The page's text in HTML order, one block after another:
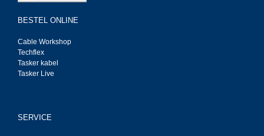
BESTEL ONLINE
Cable Workshop
Techflex
Tasker kabel
Tasker Live
SERVICE